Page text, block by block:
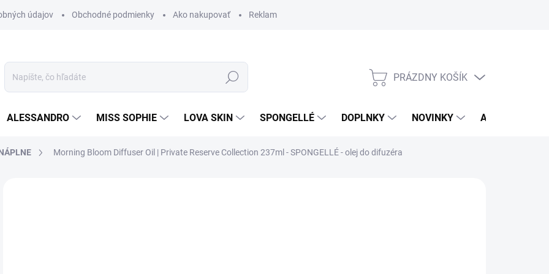
údajov Obchodné podmienky Ako nakupovať Reklamačný poriadok
Hľadať
NÁKUPNÝ
PRÁZDNY KOŠÍK
ALESSANDRO MISS SOPHIE LOVA SKIN SPONGELLÉ DOPLNKY NOVINKY AKCIA
Morning Bloom Diffuser Oil | Private Reserve Collection 237ml - SPONGELLÉ - olej do difuzéra